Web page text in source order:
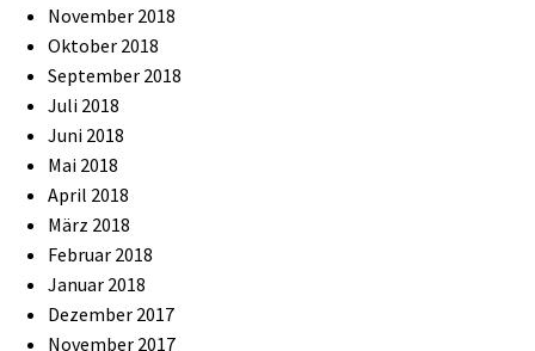
November 2018
Oktober 2018
September 2018
Juli 2018
Juni 2018
Mai 2018
April 2018
März 2018
Februar 2018
Januar 2018
Dezember 2017
November 2017